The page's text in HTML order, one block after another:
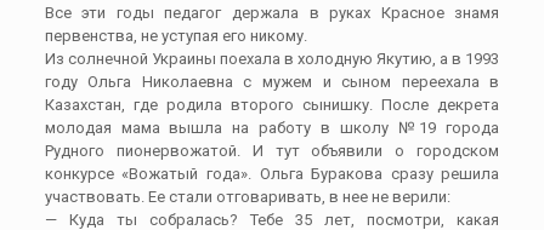
Все эти годы педагог держала в руках Красное знамя
первенства, не уступая его никому.
Из солнечной Украины поехала в холодную Якутию, а в 1993
году Ольга Николаевна с мужем и сыном переехала в
Казахстан, где родила второго сынишку. После декрета
молодая мама вышла на работу в школу №19 города
Рудного пионервожатой. И тут объявили о городском
конкурсе «Вожатый года». Ольга Буракова сразу решила
участвовать. Ее стали отговаривать, в нее не верили:
— Куда ты собралась? Тебе 35 лет, посмотри, какая